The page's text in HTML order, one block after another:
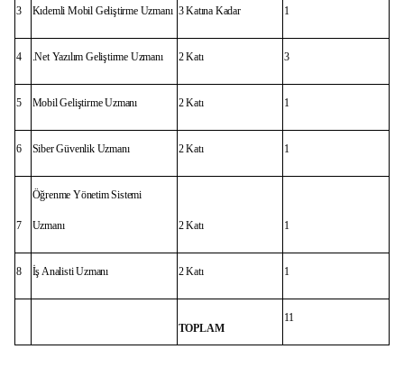
3 Kıdemli Mobil Geliştirme Uzmanı 3 Katına Kadar 1
4 .Net Yazılım Geliştirme Uzmanı 2 Katı 3
5 Mobil Geliştirme Uzmanı 2 Katı 1
6 Siber Güvenlik Uzmanı 2 Katı 1
7
Öğrenme Yönetim Sistemi
Uzmanı 2 Katı 1
8 İş Analisti Uzmanı 2 Katı 1
TOPLAM
11